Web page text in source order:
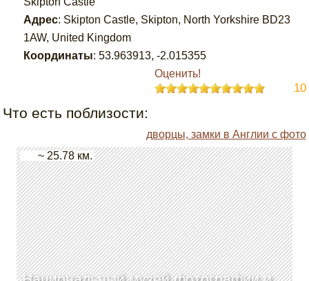
Адрес: Skipton Castle, Skipton, North Yorkshire BD23
1AW, United Kingdom
Координаты: 53.963913,-2.015355
Оценить!
10
Что есть поблизости:
дворцы, замки в Англии с фото
~ 25.78 км.